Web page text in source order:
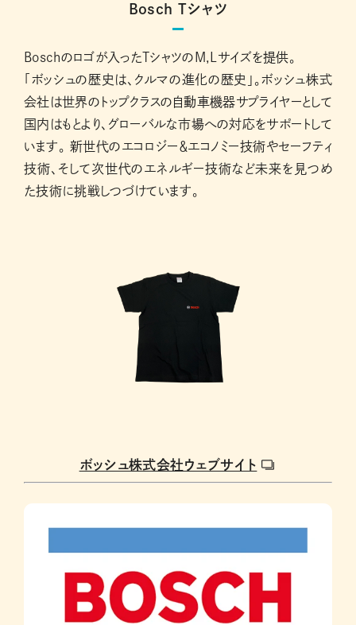
Bosch Tシャツ
Boschのロゴが入ったTシャツのM,Lサイズを提供。
「ボッシュの歴史は、クルマの進化の歴史」。ボッシュ株式
会社は世界のトップクラスの自動車機器サプライヤーとして
国内はもとより、グローバルな市場への対応をサポートして
います。 新世代のエコロジー＆エコノミー技術やセーフティ
技術、そして次世代のエネルギー技術など未来を見つめ
た技術に挑戦しつづけています。
ボッシュ株式会社ウェブサイト